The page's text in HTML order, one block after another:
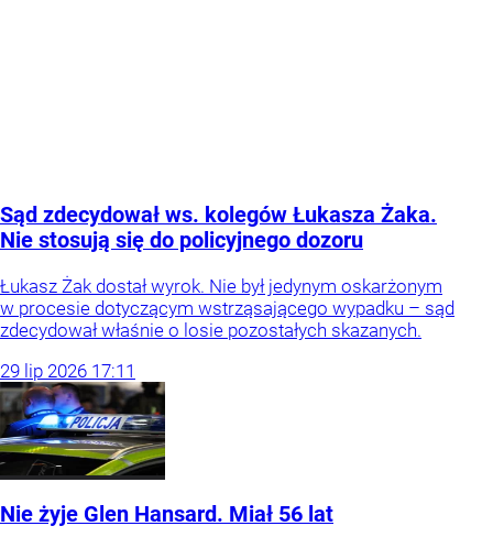
Sąd zdecydował ws. kolegów Łukasza Żaka.
Nie stosują się do policyjnego dozoru
Łukasz Żak dostał wyrok. Nie był jedynym oskarżonym
w procesie dotyczącym wstrząsającego wypadku – sąd
zdecydował właśnie o losie pozostałych skazanych.
29 lip 2026 17:11
Nie żyje Glen Hansard. Miał 56 lat